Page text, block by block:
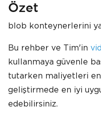
Özet
blob konteynerlerini
Bu rehber ve Tim'in
kullanmaya güvenle
tutarken maliyetleri
geliştirmede en iyi
edebilirsiniz.